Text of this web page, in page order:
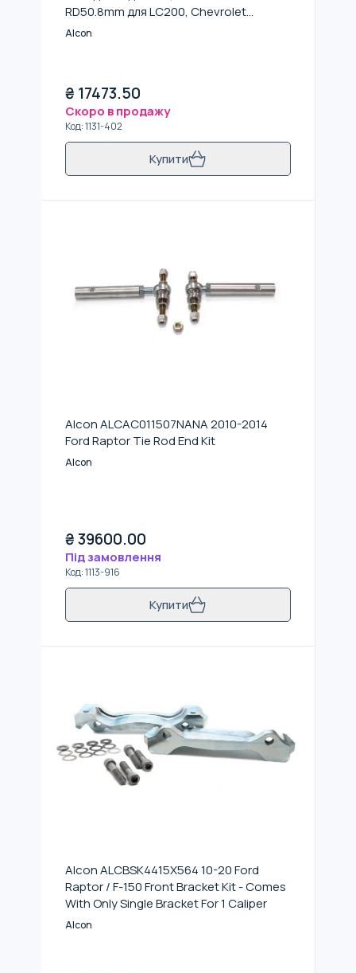
RD50.8mm для LC200, Chevrolet
Suburban
Alcon
₴ 17473.50
Скоро в продажу
Код:1131-402
Купити
Alcon ALCAC011507NANA 2010-2014
Ford Raptor Tie Rod End Kit
Alcon
₴39600.00
Під замовлення
Код:1113-916
Купити
Alcon ALCBSK4415X564 10-20 Ford
Raptor / F-150 Front Bracket Kit - Comes
With Only Single Bracket For 1 Caliper
Alcon